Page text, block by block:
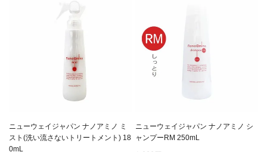
ニューウェイジャパン ナノアミノ ミ
スト(洗い流さないトリートメント) 18
0mL
ニューウェイジャパン ナノアミノ シ
ャンプーRM 250mL